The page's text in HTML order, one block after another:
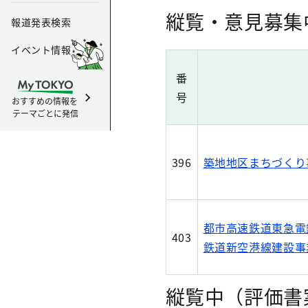
報道発表検索
イベント情報
おすすめの情報を
テーマごとに発信
縦覧・意見募
番
号
396 築地地区まちづく
403
都市高速鉄道東急
鉄道新空港線建設
縦覧中（評価